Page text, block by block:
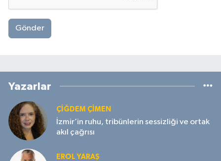
Gönder
Yazarlar
ÇIĞDEM ÇIMEN
İzmir’in ruhu, tribünlerin sessizliği ve ortak
akıl çağrısı
EROL YARAŞ